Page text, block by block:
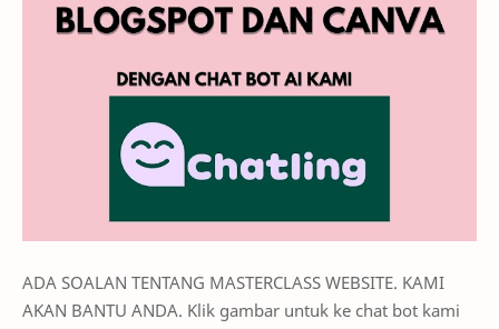
ADA SOALAN TENTANG MASTERCLASS WEBSITE. KAMI
AKAN BANTU ANDA. Klik gambar untuk ke chat bot kami